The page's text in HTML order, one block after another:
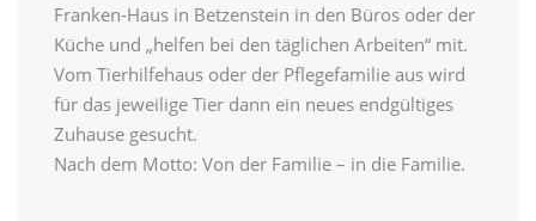
Franken-Haus in Betzenstein in den Büros oder der
Küche und „helfen bei den täglichen Arbeiten“ mit.
Vom Tierhilfehaus oder der Pflegefamilie aus wird
für das jeweilige Tier dann ein neues endgültiges
Zuhause gesucht.
Nach dem Motto: Von der Familie – in die Familie.